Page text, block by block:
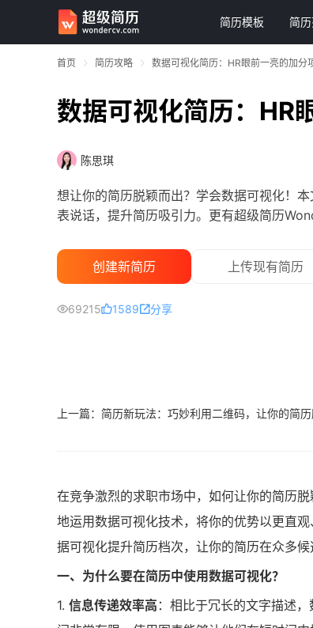
简历模板 简
首页 简历攻略 数据可视化简历：HR眼前一亮的加分
数据可视化简历：HR
陈思琪
想让你的简历脱颖而出？学会数据可视化！
表说话，提升简历吸引力。更有超级简历
创建新简历 上传现有简历
69215 1589 分享
上一篇：简历新玩法：巧妙利用二维码，让你的简
在竞争激烈的求职市场中，如何让你的简历
地运用数据可视化技术，将你的优势以更直
据可视化提升简历档次，让你的简历在众多候
一、为什么要在简历中使用数据可视化？
1. 信息传递效率高 ：相比于冗长的文字描述